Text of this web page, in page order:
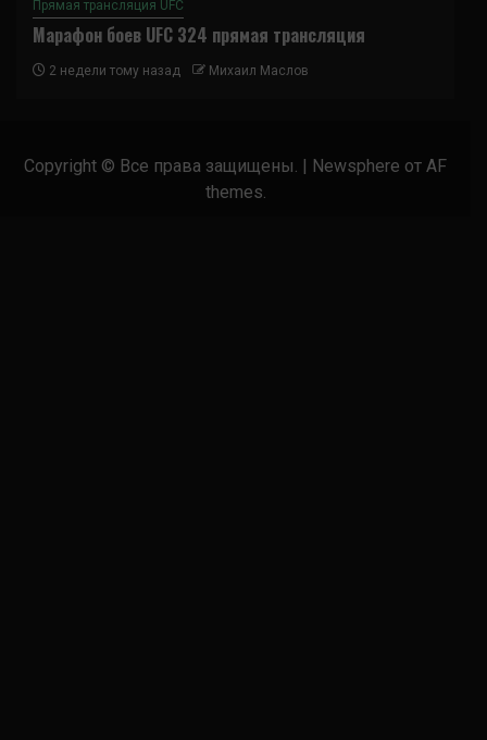
Прямая трансляция UFC
Марафон боев UFC 324 прямая трансляция
2 недели тому назад Михаил Маслов
Copyright © Все права защищены. | Newsphere от AF
themes.